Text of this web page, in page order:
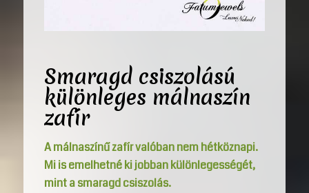
Smaragd csiszolású
különleges málnaszín
zafír
A málnaszínű zafír valóban nem hétköznapi.
Mi is emelhetné ki jobban különlegességét,
mint a smaragd csiszolás.